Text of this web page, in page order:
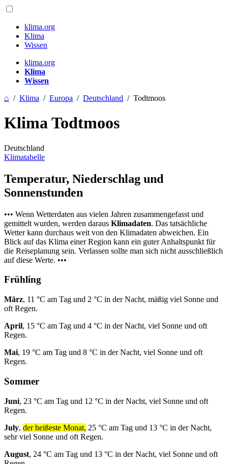
klima.org
Klima
Wissen
klima.org
Klima
Wissen
⌂ / Klima / Europa / Deutschland / Todtmoos
Klima Todtmoos
Deutschland
Klimatabelle
Temperatur, Niederschlag und
Sonnenstunden
••• Wenn Wetterdaten aus vielen Jahren zusammengefasst und
gemittelt wurden, werden daraus Klimadaten. Das tatsächliche
Wetter kann durchaus weit von den Klimadaten abweichen. Ein
Blick auf das Klima einer Region kann ein guter Anhaltspunkt für
die Reiseplanung sein. Verlassen sollte man sich nicht ausschließlich
auf diese Werte. •••
Frühling
März, 11 °C am Tag und 2 °C in der Nacht, mäßig viel Sonne und
oft Regen.
April, 15 °C am Tag und 4 °C in der Nacht, viel Sonne und oft
Regen.
Mai, 19 °C am Tag und 8 °C in der Nacht, viel Sonne und oft
Regen.
Sommer
Juni, 23 °C am Tag und 12 °C in der Nacht, viel Sonne und oft
Regen.
July, der heißeste Monat, 25 °C am Tag und 13 °C in der Nacht,
sehr viel Sonne und oft Regen.
August, 24 °C am Tag und 13 °C in der Nacht, viel Sonne und oft